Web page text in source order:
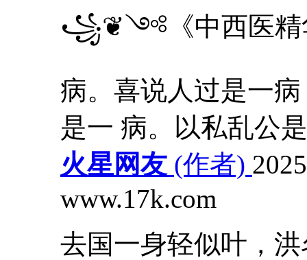
꧁❦༺《中西医精
病。喜说人过是一
是一 病。以私乱公
火星网友 (作者)
www.17k.com
去国一身轻似叶，